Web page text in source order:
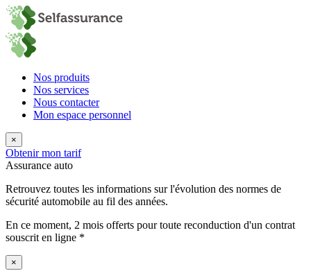
Nos produits
Nos services
Nous contacter
Mon espace personnel
×
Obtenir mon tarif
Assurance auto
Retrouvez toutes les informations sur l'évolution des normes de
sécurité automobile au fil des années.
En ce moment, 2 mois offerts pour toute reconduction d'un contrat
souscrit en ligne *
×